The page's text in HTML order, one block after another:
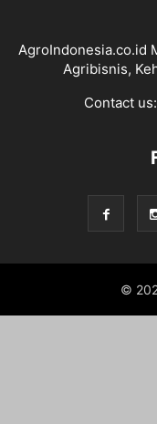
AgroIndonesia.co.id
Agribisnis,
Contact us:
©